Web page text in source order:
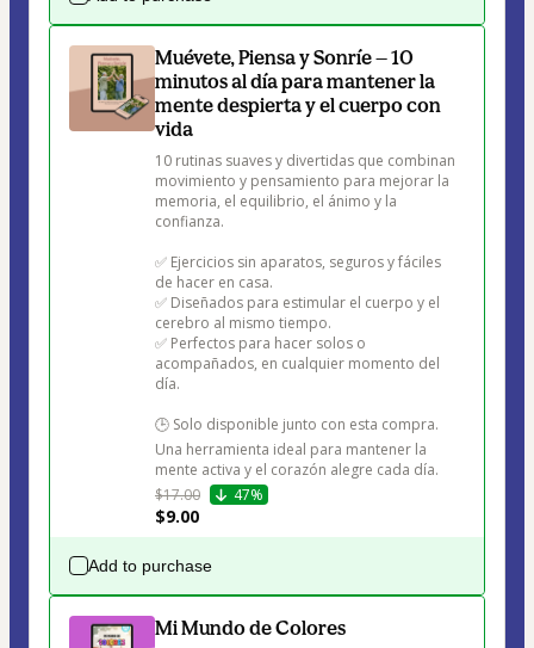
Muévete, Piensa y Sonríe — 10
minutos al día para mantener la
mente despierta y el cuerpo con
vida
10 rutinas suaves y divertidas que combinan
movimiento y pensamiento para mejorar la
memoria, el equilibrio, el ánimo y la
confianza.
✅ Ejercicios sin aparatos, seguros y fáciles
de hacer en casa.
✅ Diseñados para estimular el cuerpo y el
cerebro al mismo tiempo.
✅ Perfectos para hacer solos o
acompañados, en cualquier momento del
día.
🕒 Solo disponible junto con esta compra.
Una herramienta ideal para mantener la
mente activa y el corazón alegre cada día.
$17.00
47%
$9.00
Add to purchase
Mi Mundo de Colores